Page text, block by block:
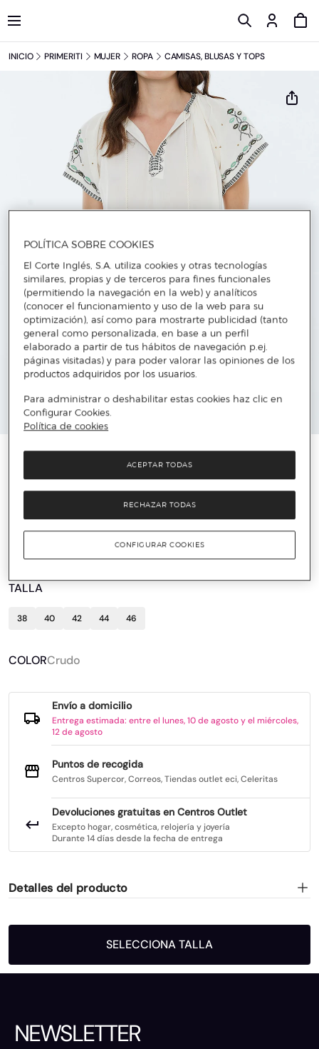
INICIO PRIMERITI MUJER ROPA CAMISAS, BLUSAS Y TOPS
️⚡ ÚLTIMAS UNIDADES
Blusa de mujer, manga corta y bordados
florales.
70%
TALLA
38 40 42 44 46
COLORCrudo
Envío a domicilio
Entrega estimada: entre el lunes, 10 de agosto y el miércoles,
12 de agosto
Puntos de recogida
Centros Supercor, Correos, Tiendas outlet eci, Celeritas
Devoluciones gratuitas en Centros Outlet
Excepto hogar, cosmética, relojería y joyería
Durante 14 días desde la fecha de entrega
Detalles del producto
SELECCIONA TALLA
NEWSLETTER
POLÍTICA SOBRE COOKIES
El Corte Inglés, S.A. utiliza cookies y otras tecnologías
similares, propias y de terceros para fines funcionales
(permitiendo la navegación en la web) y analíticos
(conocer el funcionamiento y uso de la web para su
optimización), así como para mostrarte publicidad (tanto
general como personalizada, en base a un perfil
elaborado a partir de tus hábitos de navegación p.ej.
páginas visitadas) y para poder valorar las opiniones de los
productos adquiridos por los usuarios.
Para administrar o deshabilitar estas cookies haz clic en
Configurar Cookies.
Política de cookies
RECHAZAR TODAS
ACEPTAR TODAS
CONFIGURAR COOKIES